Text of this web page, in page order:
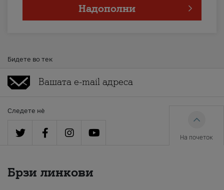
Надополни
Бидете во тек
Следете нè
На почеток
Брзи линкови